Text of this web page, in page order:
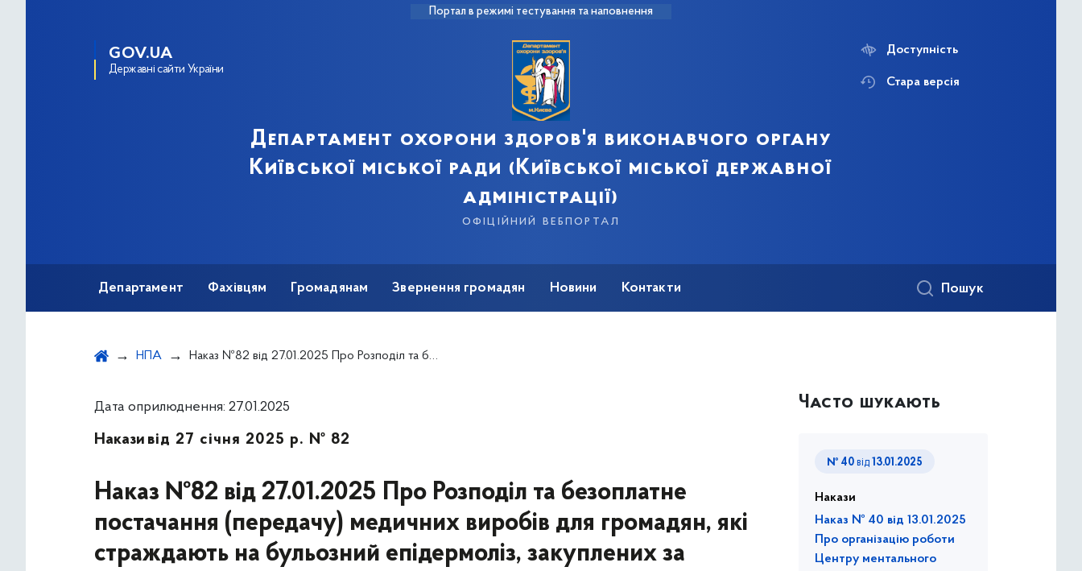
Портал в режимі тестування та наповнення
GOV.UA
Державні сайти України
Департамент охорони здоров'я виконавчого органу
Київської міської ради (Київської міської державної
адміністрації)
офіційний вебпортал
Доступність
Стара версія
Департамент Фахівцям Громадянам Звернення громадян Новини Контакти Пошук
НПА Наказ №82 від 27.01.2025 Про Розподіл та безоплатне постачання (передачу) медичних виробів для громадян, які страждають на бульозний епідермоліз, закуплених за кошти Державного бюджету України на 2024 рік
Дата оприлюднення: 27.01.2025
Накази від 27 січня 2025 р. № 82
Наказ №82 від 27.01.2025 Про Розподіл та безоплатне
постачання (передачу) медичних виробів для громадян, які
страждають на бульозний епідермоліз, закуплених за
Часто шукають
№ 40 від 13.01.2025
Накази
Наказ № 40 від 13.01.2025
Про організацію роботи
Центру ментального